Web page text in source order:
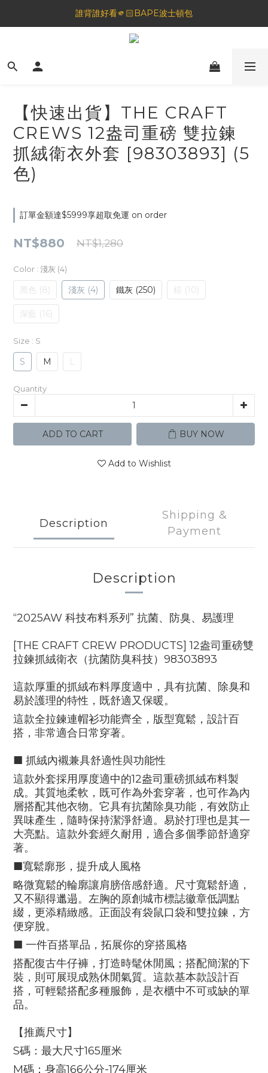
🦟蚊蟲都逃不過！可折疊伸縮電拍⚡️
一夜好眠🌙 無印良品 晚安噴霧💤
【快速出貨】THE CRAFT
CREWS 12盎司重磅 雙拉鍊
抓絨衛衣外套 [98303893] (5
色)
訂單金額達$5999享超取免運 on order
NT$880 NT$1,280
Color : 淺灰 (4)
黑色 (8) 淺灰 (4) 鐵灰 (250) 棕 (10)
深藍 (16)
Size : S
S M L
Quantity
ADD TO CART BUY NOW
Add to Wishlist
Description
Shipping &
Payment
Description
“2025AW 科技布料系列” 抗菌、防臭、易護理
[THE CRAFT CREW PRODUCTS] 12盎司重磅雙
拉鍊抓絨衛衣（抗菌防臭科技） 98303893
這款厚重的抓絨布料厚度適中，具有抗菌、除臭和
易於護理的特性，既舒適又保暖。
這款全拉鍊連帽衫功能齊全，版型寬鬆，設計百
搭，非常適合日常穿著。
■ 抓絨內襯兼具舒適性與功能性
這款外套採用厚度適中的12盎司重磅抓絨布料製
成。其質地柔軟，既可作為外套穿著，也可作為內
層搭配其他衣物。它具有抗菌除臭功能，有效防止
異味產生，隨時保持潔淨舒適。易於打理也是其一
大亮點。這款外套經久耐用，適合多個季節舒適穿
著。
■寬鬆廓形，提升成人風格
略微寬鬆的輪廓讓肩膀倍感舒適。尺寸寬鬆舒適，
又不顯得邋遢。左胸的原創城市標誌徽章低調點
綴，更添精緻感。正面設有袋鼠口袋和雙拉鍊，方
便穿脫。
■ 一件百搭單品，拓展你的穿搭風格
搭配復古牛仔褲，打造時髦休閒風；搭配簡潔的下
裝，則可展現成熟休閒氣質。這款基本款設計百
搭，可輕鬆搭配多種服飾，是衣櫃中不可或缺的單
品。
【推薦尺寸】
S碼：最大尺寸165厘米
M碼：身高166公分-174厘米